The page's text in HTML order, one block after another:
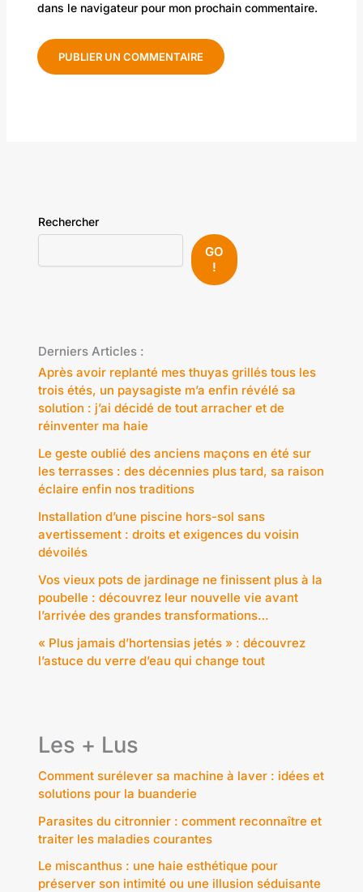
dans le navigateur pour mon prochain commentaire.
Rechercher
GO
!
Derniers Articles :
Après avoir replanté mes thuyas grillés tous les
trois étés, un paysagiste m’a enfin révélé sa
solution : j’ai décidé de tout arracher et de
réinventer ma haie
Le geste oublié des anciens maçons en été sur
les terrasses : des décennies plus tard, sa raison
éclaire enfin nos traditions
Installation d’une piscine hors-sol sans
avertissement : droits et exigences du voisin
dévoilés
Vos vieux pots de jardinage ne finissent plus à la
poubelle : découvrez leur nouvelle vie avant
l’arrivée des grandes transformations…
« Plus jamais d’hortensias jetés » : découvrez
l’astuce du verre d’eau qui change tout
Les + Lus
Comment surélever sa machine à laver : idées et
solutions pour la buanderie
Parasites du citronnier : comment reconnaître et
traiter les maladies courantes
Le miscanthus : une haie esthétique pour
préserver son intimité ou une illusion séduisante